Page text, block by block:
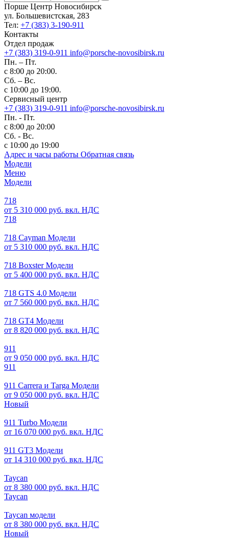
Порше Центр Новосибирск
ул. Большевистская, 283
Тел: +7 (383) 3-190-911
Контакты
Отдел продаж
+7 (383) 319-0-911 info@porsche-novosibirsk.ru
Пн. – Пт.
с 8:00 до 20:00.
Сб. – Вс.
с 10:00 до 19:00.
Сервисный центр
+7 (383) 319-0-911 info@porsche-novosibirsk.ru
Пн. - Пт.
с 8:00 до 20:00
Сб. - Вс.
с 10:00 до 19:00
Адрес и часы работы Обратная связь
Модели
Меню
Модели
718
от 5 310 000 руб. вкл. НДС
718
718 Cayman Модели
от 5 310 000 руб. вкл. НДС
718 Boxster Модели
от 5 400 000 руб. вкл. НДС
718 GTS 4.0 Модели
от 7 560 000 руб. вкл. НДС
718 GT4 Модели
от 8 820 000 руб. вкл. НДС
911
от 9 050 000 руб. вкл. НДС
911
911 Carrera и Targa Модели
от 9 050 000 руб. вкл. НДС
Новый
911 Turbo Модели
от 16 070 000 руб. вкл. НДС
911 GT3 Модели
от 14 310 000 руб. вкл. НДС
Taycan
от 8 380 000 руб. вкл. НДС
Taycan
Taycan модели
от 8 380 000 руб. вкл. НДС
Новый